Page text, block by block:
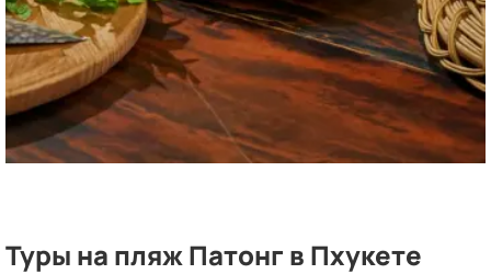
Туры на пляж Патонг в Пхукете